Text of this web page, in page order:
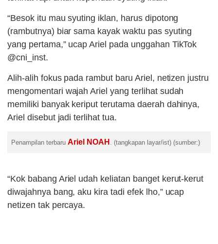
“Besok itu mau syuting iklan, harus dipotong
(rambutnya) biar sama kayak waktu pas syuting
yang pertama,” ucap Ariel pada unggahan TikTok
@cni_inst.
Alih-alih fokus pada rambut baru Ariel, netizen justru
mengomentari wajah Ariel yang terlihat sudah
memiliki banyak keriput terutama daerah dahinya,
Ariel disebut jadi terlihat tua.
Penampilan terbaru Ariel NOAH . (tangkapan layar/ist) (sumber:)
“Kok babang Ariel udah keliatan banget kerut-kerut
diwajahnya bang, aku kira tadi efek lho,” ucap
netizen tak percaya.